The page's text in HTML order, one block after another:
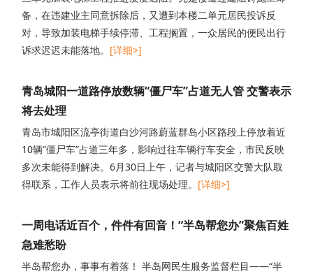
备，在违建业主同意拆除后，又遭到本楼二单元居民投诉反
对，导致加装电梯手续停滞、工程搁置，一众居民的便民出行
诉求迟迟未能落地。 [详细>]
青岛城阳一道路停放数辆“僵尸车”占道无人管 交警表示
将去处理
青岛市城阳区流亭街道白沙河路蔚蓝群岛小区路段上停放着近
10辆“僵尸车”占道三年多，影响过往车辆行车安全，市民反映
多次未能得到解决。6月30日上午，记者与城阳区交警大队取
得联系，工作人员表示将前往现场处理。 [详细>]
一周电话近百个，件件有回音！“半岛帮您办”聚焦百姓
急难愁盼
半岛帮您办，事事有着落！ 半岛网民生服务监督栏目——“半